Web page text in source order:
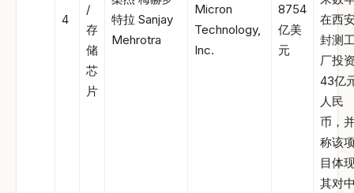
4
/
存
储
芯
片
特拉 Sanjay
Mehrotra
Micron
Technology,
Inc.
8754
亿美
元
在西
封测
厂投
43亿
人民
币，
称该
目体
其对